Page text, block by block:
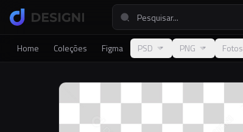
Home Coleções Figma PSD PNG Fotos